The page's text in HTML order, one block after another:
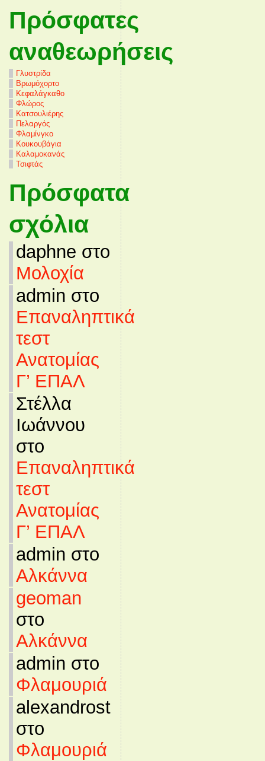
Πρόσφατες
αναθεωρήσεις
Γλυστρίδα
Βρωμόχορτο
Κεφαλάγκαθο
Φλώρος
Κατσουλιέρης
Πελαργός
Φλαμίνγκο
Κουκουβάγια
Καλαμοκανάς
Τσιφτάς
Πρόσφατα
σχόλια
daphne στο
Μολοχία
admin στο
Επαναληπτικά
τεστ
Ανατομίας
Γ’ ΕΠΑΛ
Στέλλα
Ιωάννου
στο
Επαναληπτικά
τεστ
Ανατομίας
Γ’ ΕΠΑΛ
admin στο
Αλκάννα
geoman
στο
Αλκάννα
admin στο
Φλαμουριά
alexandrost
στο
Φλαμουριά